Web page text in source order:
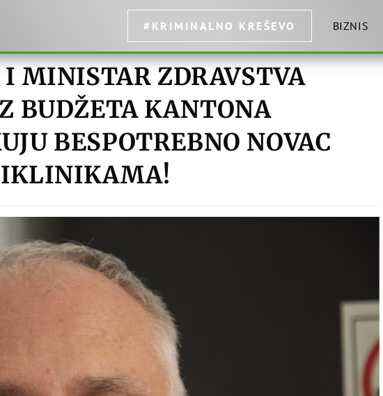
#KRIMINALNO KREŠEVO BIZNIS
MINISTAR ZDRAVSTVA
BUDŽETA KANTONA
BESPOTREBNO NOVAC